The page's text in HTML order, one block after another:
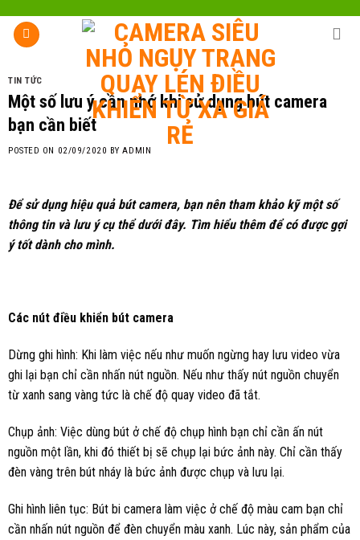
content
TIN TỨC
Một số lưu ý cần nhớ khi sử dụng bút camera
bạn cần biết
POSTED ON 02/09/2020 BYADMIN
Để sử dụng hiệu quả bút camera, bạn nên tham khảo kỹ một số
thông tin và lưu ý cụ thể dưới đây. Tìm hiểu thêm để có được gợi
ý tốt dành cho mình.
Các nút điều khiển bút camera
Dừng ghi hình: Khi làm việc nếu như muốn ngừng hay lưu video vừa
ghi lại bạn chỉ cần nhấn nút nguồn. Nếu như thấy nút nguồn chuyển
từ xanh sang vàng tức là chế độ quay video đã tắt.
Chụp ảnh: Việc dùng bút ở chế độ chụp hình bạn chỉ cần ấn nút
nguồn một lần, khi đó thiết bị sẽ chụp lại bức ảnh này. Chỉ cần thấy
đèn vàng trên bút nháy là bức ảnh được chụp và lưu lại.
Ghi hình liên tục: Bút bi camera làm việc ở chế độ màu cam bạn chỉ
cần nhấn nút nguồn để đèn chuyển màu xanh. Lúc này, sản phẩm của